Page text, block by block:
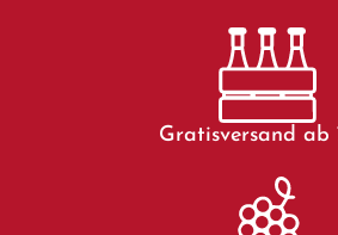
Gratisversand ab